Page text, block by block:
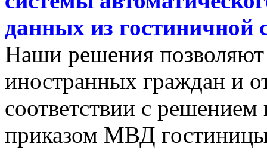
данных из
Наши решения позволяют
иностранных граждан и
соответствии с
приказом МВД